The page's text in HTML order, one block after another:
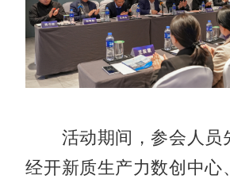
活动期间，参会人员
经开新质生产力数创中心